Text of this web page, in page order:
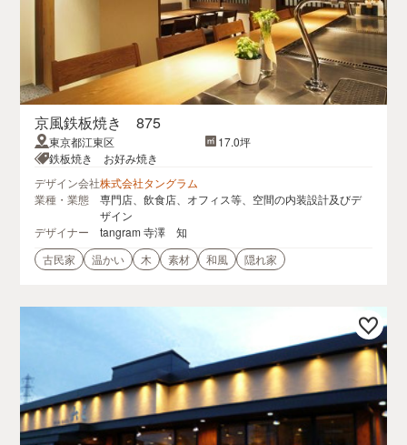
京風鉄板焼き 875
東京都江東区
17.0坪
鉄板焼き お好み焼き
デザイン会社株式会社タングラム
業種・業態
専門店、飲食店、オフィス等、空間の内装設計及びデ
ザイン
デザイナー
tangram 寺澤 知
古民家
温かい 木 素材 和風 隠れ家